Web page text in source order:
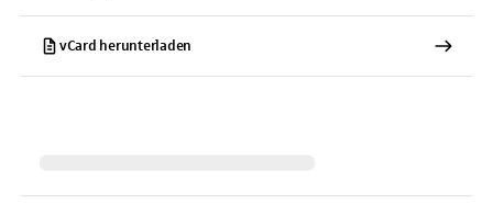
vCard herunterladen